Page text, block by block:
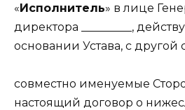
«Исполнитель» в лице
директора _________,
основании Устава, с другой
совместно именуемые
настоящий договор о